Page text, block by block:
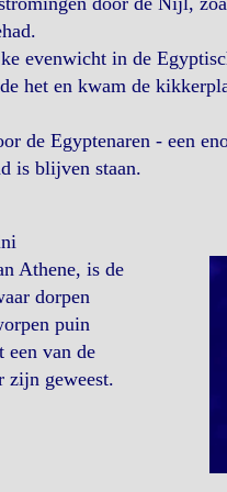
evenwicht in de
het en kwam de
de Egyptenaren - een
is blijven staan.
Athene, is de
dorpen
puin
een van de
zijn geweest.